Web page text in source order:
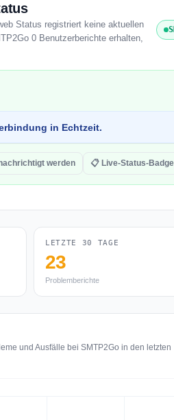
Status registriert keine aktuellen
0 Benutzerberichte erhalten,
in Echtzeit.
werden 📋 Live-Status-
LETZTE 30 TAGE
23
Problemberichte
und Ausfälle bei SMTP2Go in den letzten